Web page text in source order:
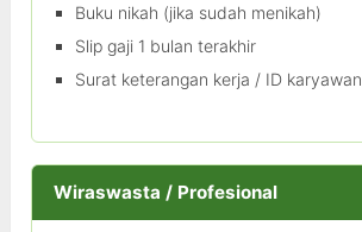
Buku nikah (jika sudah menikah)
Slip gaji 1 bulan terakhir
Surat keterangan kerja / ID karyawan
Wiraswasta / Profesional